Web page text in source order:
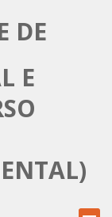
DE
E